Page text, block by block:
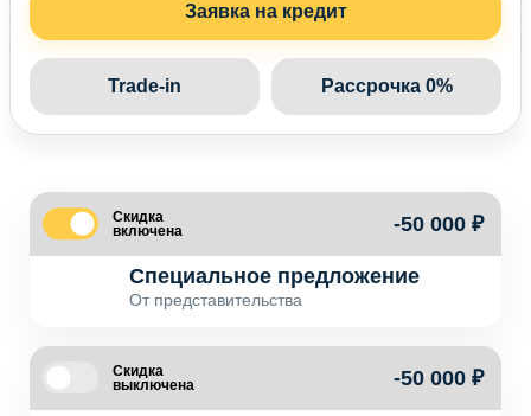
Заявка на кредит
Trade-in Рассрочка 0%
Скидка
включена
-50 000 ₽
Специальное предложение
От представительства
Скидка
выключена
-50 000 ₽